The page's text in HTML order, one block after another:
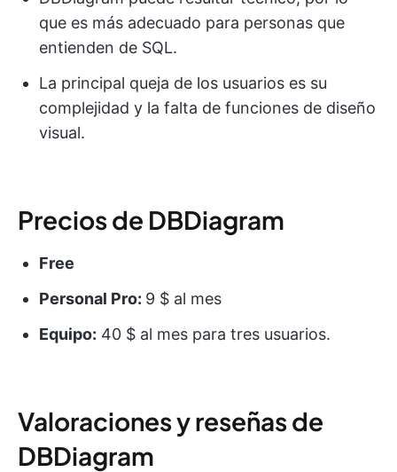
que es más adecuado para personas que
entienden de SQL.
La principal queja de los usuarios es su
complejidad y la falta de funciones de diseño
visual.
Precios de DBDiagram
Free
Personal Pro: 9 $ al mes
Equipo: 40 $ al mes para tres usuarios.
Valoraciones y reseñas de
DBDiagram